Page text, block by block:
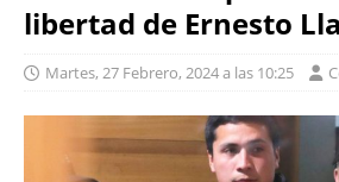
libertad de Ernesto
Martes, 27 Febrero, 2024 a las 10:25